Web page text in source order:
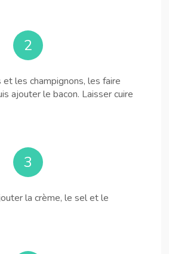
2
et les champignons, les faire
ajouter le bacon. Laisser cuire
3
la crème, le sel et le